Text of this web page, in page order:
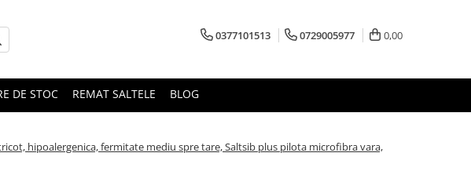
0377101513 0729005977 0,00
DE STOC REMAT SALTELE BLOG
hipoalergenica, fermitate mediu spre tare, Saltsib plus pilota microfibra vara,